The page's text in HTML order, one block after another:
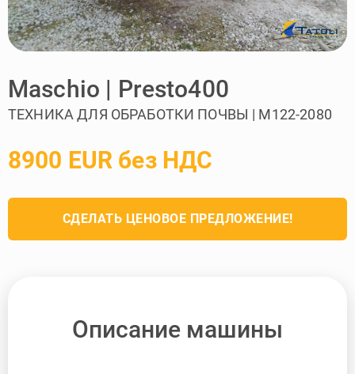
Maschio | Presto400
ТЕХНИКА ДЛЯ ОБРАБОТКИ ПОЧВЫ | M122-2080
8900 EUR без НДС
СДЕЛАТЬ ЦЕНОВОЕ ПРЕДЛОЖЕНИЕ!
Описание машины